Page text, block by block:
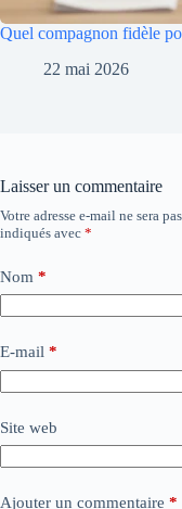
Quel compagnon fidèle
22 mai 2026
Laisser un commentaire
Votre adresse e-mail ne sera
indiqués avec *
Nom *
E-mail *
Site web
Ajouter un commentaire *